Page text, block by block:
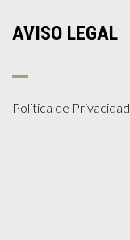
AVISO LEGAL
Política de Privacidad